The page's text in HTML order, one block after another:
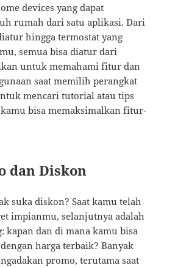
devices yang dapat
rumah dari satu aplikasi. Dari
hingga termostat yang
semua bisa diatur dari
untuk memahami fitur dan
saat memilih perangkat
mencari tutorial atau tips
bisa memaksimalkan fitur-
dan Diskon
suka diskon? Saat kamu telah
impianmu, selanjutnya adalah
kapan dan di mana kamu bisa
harga terbaik? Banyak
promo, terutama saat